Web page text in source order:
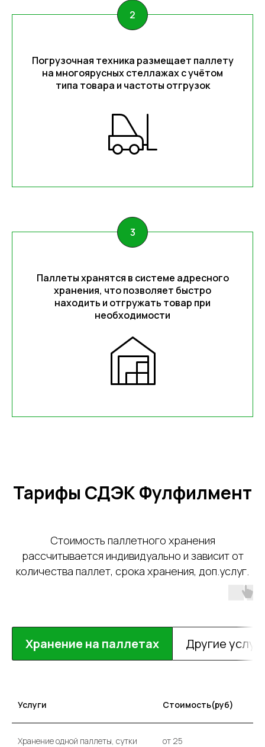
Погрузочная техника размещает паллету
на многоярусных стеллажах с учётом
типа товара и частоты отгрузок
Паллеты хранятся в системе адресного
хранения, что позволяет быстро
находить и отгружать товар при
необходимости
Тарифы СДЭК Фулфилмент
Стоимость паллетного хранения
рассчитывается индивидуально и зависит от
количества паллет, срока хранения, доп.услуг.
Хранение на паллетах Другие
Услуги Стоимость(руб)
Хранение одной паллеты, сутки от 25